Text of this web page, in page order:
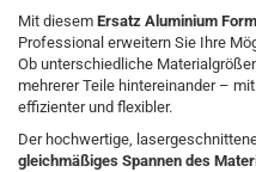
Mit diesem Ersatz Aluminium
Professional erweitern Sie Ihre
Ob unterschiedliche
mehrerer Teile hintereinander –
effizienter und flexibler.
Der hochwertige,
gleichmäßiges Spannen des